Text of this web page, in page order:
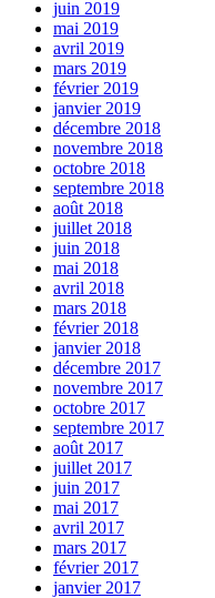
juin 2019
mai 2019
avril 2019
mars 2019
février 2019
janvier 2019
décembre 2018
novembre 2018
octobre 2018
septembre 2018
août 2018
juillet 2018
juin 2018
mai 2018
avril 2018
mars 2018
février 2018
janvier 2018
décembre 2017
novembre 2017
octobre 2017
septembre 2017
août 2017
juillet 2017
juin 2017
mai 2017
avril 2017
mars 2017
février 2017
janvier 2017